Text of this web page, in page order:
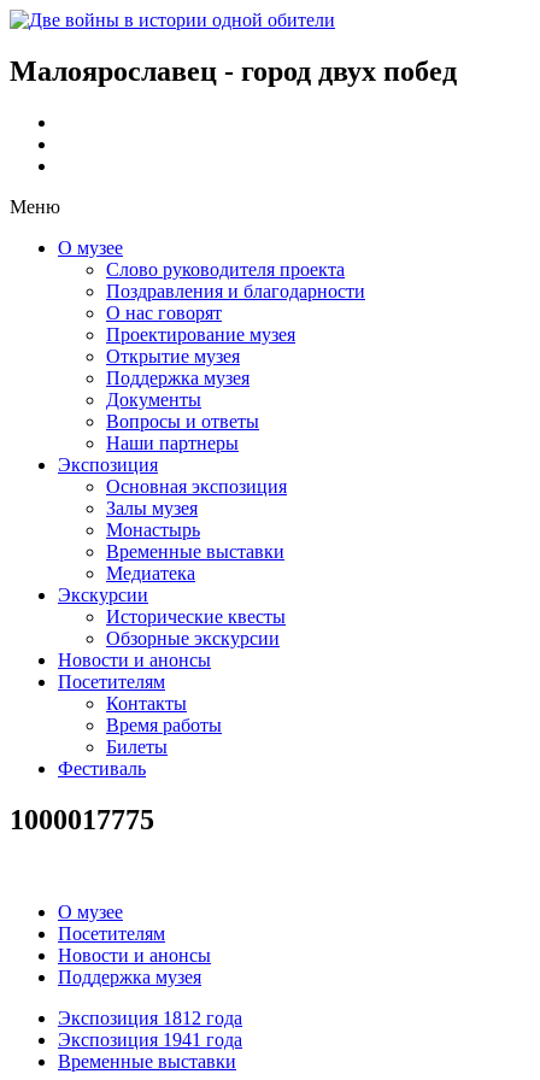
Малоярославец - город двух побед
Меню
О музее
Слово руководителя проекта
Поздравления и благодарности
О нас говорят
Проектирование музея
Открытие музея
Поддержка музея
Документы
Вопросы и ответы
Наши партнеры
Экспозиция
Основная экспозиция
Залы музея
Монастырь
Временные выставки
Медиатека
Экскурсии
Исторические квесты
Обзорные экскурсии
Новости и анонсы
Посетителям
Контакты
Время работы
Билеты
Фестиваль
1000017775
О музее
Посетителям
Новости и анонсы
Поддержка музея
Экспозиция 1812 года
Экспозиция 1941 года
Временные выставки